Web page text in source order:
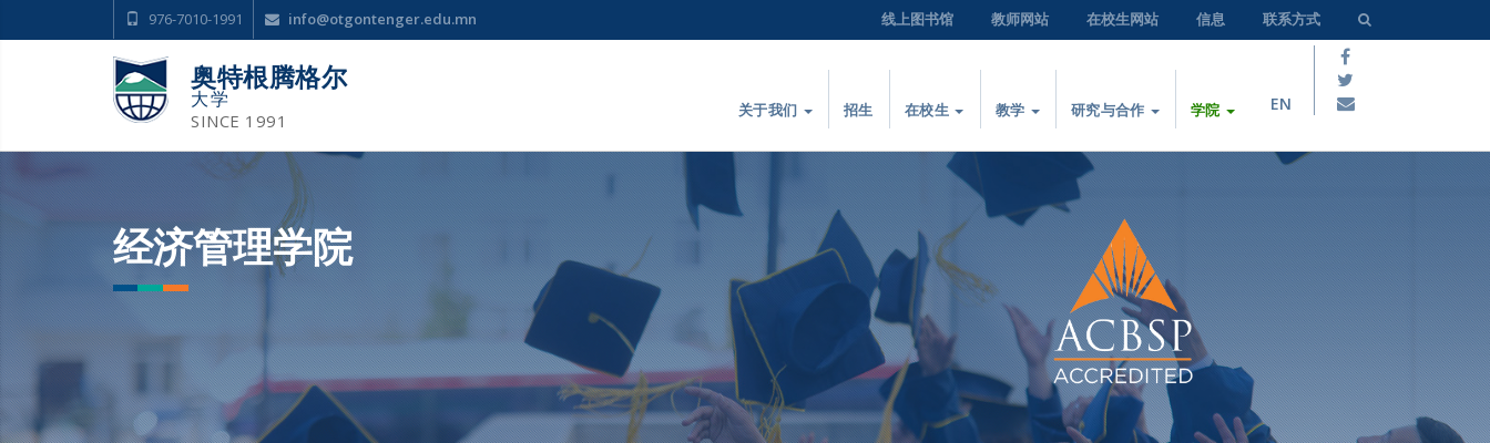
976-7010-1991 info@otgontenger.edu.mn 线上图书馆 教师网站 在校生网站 信息 联系方式
奥特根腾格尔
大学
SINCE 1991 关于我们 招生 在校生 教学 研究与合作 学院 EN
经济管理学院